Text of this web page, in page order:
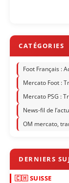
Foot Français :
Mercato Foot :
Mercato PSG :
News-fil de
OM mercato,
🇨🇭 SUISSE